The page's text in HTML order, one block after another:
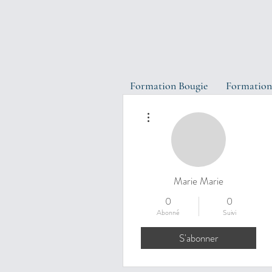
Formation Bougie
Marie Marie
0
Abonné
0
Suivi
S'abonner